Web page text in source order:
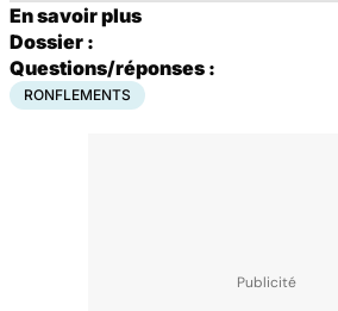
En savoir plus
Dossier :
Questions/réponses :
RONFLEMENTS